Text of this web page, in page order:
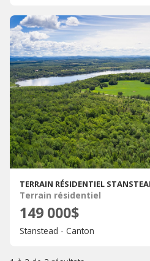
TERRAIN RÉSIDENTIEL
Terrain résidentiel
149 000$
Stanstead - Canton